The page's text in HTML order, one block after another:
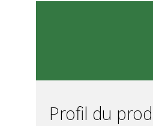
Profil du